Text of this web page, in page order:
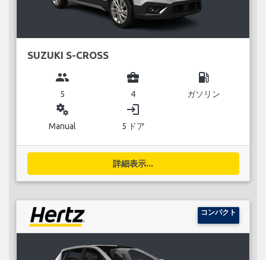
SUZUKI S-CROSS
group
5
business_center
4
local_gas_station
ガソリン
miscellaneous_services
Manual
login
5 ドア
詳細表示...
コンパクト